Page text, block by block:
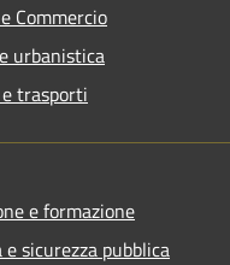
Commercio
urbanistica
trasporti
e formazione
e sicurezza pubblica